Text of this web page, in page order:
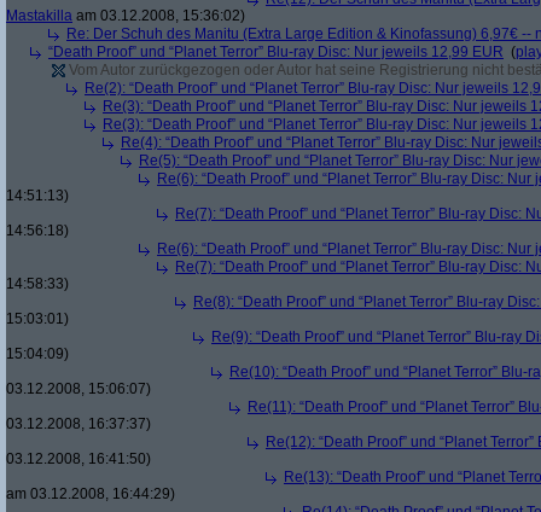
Mastakilla am 03.12.2008, 15:36:02)
Re: Der Schuh des Manitu (Extra Large Edition & Kinofassung) 6,97€ --
“Death Proof” und “Planet Terror” Blu-ray Disc: Nur jeweils 12,99 EUR (
Vom Autor zurückgezogen oder Autor hat seine Registrierung nicht
Re(2): “Death Proof” und “Planet Terror” Blu-ray Disc: Nur jeweils
Re(3): “Death Proof” und “Planet Terror” Blu-ray Disc: Nur jeweils
Re(3): “Death Proof” und “Planet Terror” Blu-ray Disc: Nur jeweils
Re(4): “Death Proof” und “Planet Terror” Blu-ray Disc: Nur
Re(5): “Death Proof” und “Planet Terror” Blu-ray Disc: Nur
Re(6): “Death Proof” und “Planet Terror” Blu-ray Disc:
14:51:13)
Re(7): “Death Proof” und “Planet Terror” Blu-ray Disc:
14:56:18)
Re(6): “Death Proof” und “Planet Terror” Blu-ray Disc:
Re(7): “Death Proof” und “Planet Terror” Blu-ray Disc:
14:58:33)
Re(8): “Death Proof” und “Planet Terror” Blu-ray
15:03:01)
Re(9): “Death Proof” und “Planet Terror” Blu-ray
15:04:09)
Re(10): “Death Proof” und “Planet Terror”
03.12.2008, 15:06:07)
Re(11): “Death Proof” und “Planet Terror”
03.12.2008, 16:37:37)
Re(12): “Death Proof” und “Planet
03.12.2008, 16:41:50)
Re(13): “Death Proof” und “Planet
am 03.12.2008, 16:44:29)